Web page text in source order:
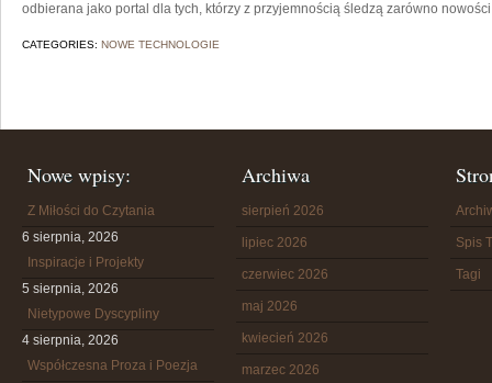
odbierana jako portal dla tych, którzy z przyjemnością śledzą zarówno
CATEGORIES: NOWE TECHNOLOGIE
Nowe wpisy:
Z Miłości do Czytania
6 sierpnia, 2026
Inspiracje i Projekty
5 sierpnia, 2026
Nietypowe Dyscypliny
4 sierpnia, 2026
Współczesna Proza i Poezja
Archiwa
sierpień 2026
lipiec 2026
czerwiec 2026
maj 2026
kwiecień 2026
marzec 2026
Spis
Tagi